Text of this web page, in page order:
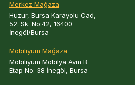
Merkez Mağaza
Huzur, Bursa Karayolu Cad,
52. Sk. No:42, 16400
İnegöl/Bursa
Mobiliyum Mağaza
Mobiliyum Mobilya Avm B
Etap No: 38 İnegöl, Bursa